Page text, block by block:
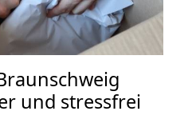
und stressfrei